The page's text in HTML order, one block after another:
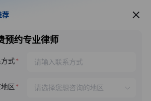
服务推荐
荐
预约专业律师
式
区